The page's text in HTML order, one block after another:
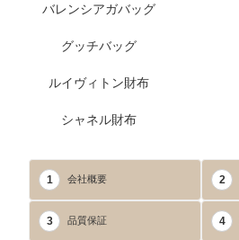
バレンシアガバッグ
グッチバッグ
ルイヴィトン財布
シャネル財布
1 会社概要 2
3 品質保証 4